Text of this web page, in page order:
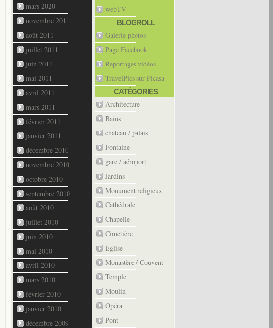
mars 2020
novembre 2011
août 2011
juillet 2011
juin 2011
mai 2011
avril 2011
mars 2011
février 2011
janvier 2011
décembre 2010
novembre 2010
octobre 2010
septembre 2010
août 2010
juillet 2010
juin 2010
mai 2010
avril 2010
mars 2010
février 2010
janvier 2010
décembre 2009
webTV
BLOGROLL
Galerie photos
Page Facebook
Reportages vidéos
TravelPics sur Picasa
CATÉGORIES
Architecture
Bains
château / palais
Fontaine
gare / aéroport
Jardins
Monument religieux
Cathédrale
Chapelle
Cimetière
Eglise
Monastère / Couvent
Temple
Moulin
Opéra
Pont